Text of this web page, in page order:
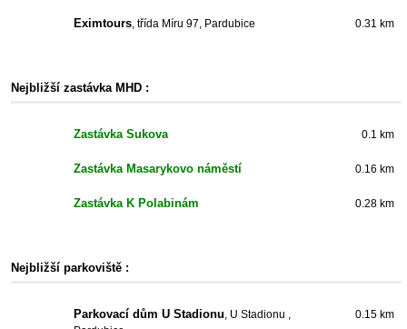
Eximtours, třída Míru 97, Pardubice 0.31 km
Nejbližší zastávka MHD :
Zastávka Sukova 0.1 km
Zastávka Masarykovo náměstí 0.16 km
Zastávka K Polabinám 0.28 km
Nejbližší parkoviště :
Parkovací dům U Stadionu, U Stadionu ,
0.15 km